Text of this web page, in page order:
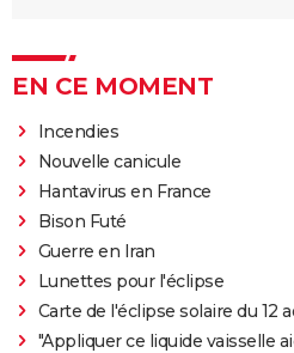
EN CE MOMENT
Incendies
Nouvelle canicule
Hantavirus en France
Bison Futé
Guerre en Iran
Lunettes pour l'éclipse
Carte de l'éclipse solaire du 12
"Appliquer ce liquide vaisselle